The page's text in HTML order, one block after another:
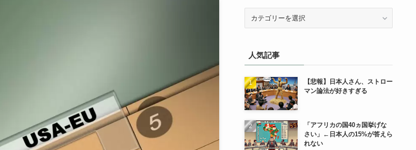
人気記事
【悲報】日本人さん、ストロー
マン論法が好きすぎる
「アフリカの国40ヵ国挙げな
さい」←日本人の15%が答えら
れない